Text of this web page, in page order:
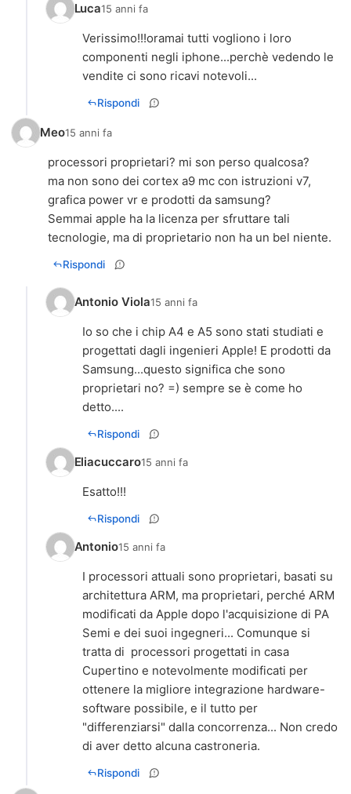
Luca15 anni fa
Verissimo!!!oramai tutti vogliono i loro
componenti negli iphone...perchè vedendo le
Rispondi
Meo15 anni fa
processori proprietari? mi son perso qualcosa?
ma non sono dei cortex a9 mc con istruzioni v7,
grafica power vr e prodotti da samsung?
Semmai apple ha la licenza per sfruttare tali
tecnologie, ma di proprietario non ha un bel niente.
Rispondi
Antonio Viola15 anni fa
Io so che i chip A4 e A5 sono stati studiati e
progettati dagli ingenieri Apple! E prodotti da
Samsung...questo significa che sono
proprietari no? =) sempre se è come ho
detto....
Rispondi
Eliacuccaro15 anni fa
Esatto!!!
Rispondi
Antonio15 anni fa
I processori attuali sono proprietari, basati su
architettura ARM, ma proprietari, perché ARM
modificati da Apple dopo l'acquisizione di PA
Semi e dei suoi ingegneri... Comunque si
tratta di processori progettati in casa
Cupertino e notevolmente modificati per
ottenere la migliore integrazione hardware-
software possibile, e il tutto per
"differenziarsi" dalla concorrenza... Non credo
di aver detto alcuna castroneria.
Rispondi